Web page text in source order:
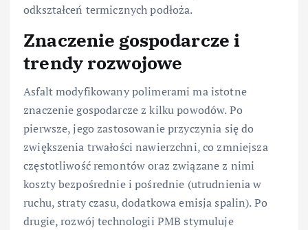
odkształceń termicznych podłoża.
Znaczenie gospodarcze i
trendy rozwojowe
Asfalt modyfikowany polimerami ma istotne
znaczenie gospodarcze z kilku powodów. Po
pierwsze, jego zastosowanie przyczynia się do
zwiększenia trwałości nawierzchni, co zmniejsza
częstotliwość remontów oraz związane z nimi
koszty bezpośrednie i pośrednie (utrudnienia w
ruchu, straty czasu, dodatkowa emisja spalin). Po
drugie, rozwój technologii PMB stymuluje